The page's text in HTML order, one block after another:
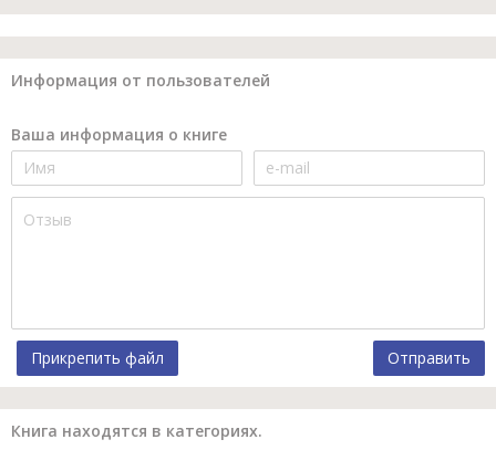
Информация от пользователей
Ваша информация о книге
Прикрепить файл Отправить
Книга находятся в категориях.